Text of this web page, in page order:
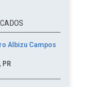
Albizu Campos
PR